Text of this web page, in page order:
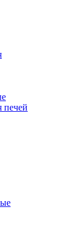
печей